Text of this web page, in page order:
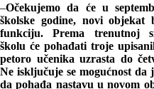
–Očekujemo da će u
školske godine, novi objekat
funkciju. Prema trenutnoj
školu će pohađati troje
petoro učenika uzrasta do
Ne isključuje se mogućnost da
da pohađa nastavu u novom